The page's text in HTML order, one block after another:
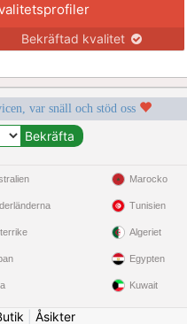
Bekräftad kvalitet
var snäll och stöd oss
Marocko
Tunisien
Algeriet
Egypten
Kuwait
Åsikter